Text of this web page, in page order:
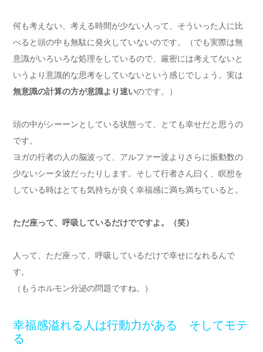
何も考えない、考える時間が少ない人って、そういった人に比
べると頭の中も無駄に発火していないのです。（でも実際は無
意識がいろいろな処理をしているので、厳密には考えてないと
いうより意識的な思考をしていないという感じでしょう。実は
無意識の計算の方が意識より速いのです。）
頭の中がシーーンとしている状態って、とても幸せだと思うの
です。
ヨガの行者の人の脳波って、アルファー波よりさらに振動数の
少ないシータ波だったりします。そして行者さん曰く、瞑想を
している時はとても気持ちが良く幸福感に満ち満ちていると。
ただ座って、呼吸しているだけでですよ。（笑）
人って、ただ座って、呼吸しているだけで幸せになれるんで
す。
（もうホルモン分泌の問題ですね。）
幸福感溢れる人は行動力がある そしてモテ
る